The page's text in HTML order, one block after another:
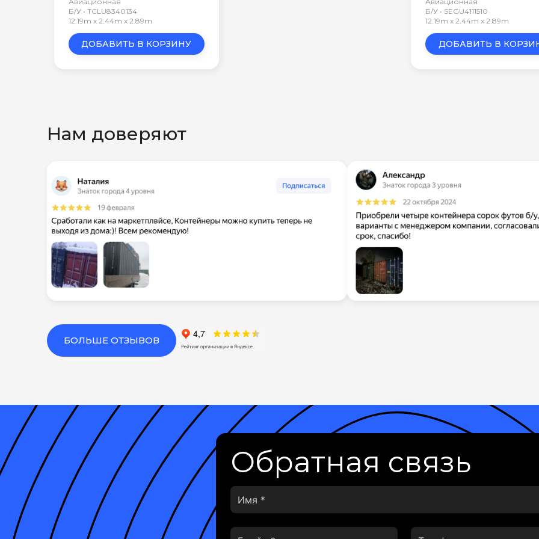
Б/У • TCLU8340134
12.19m x 2.44m x 2.89m
ДОБАВИТЬ В КОРЗИНУ
Б/У • SEGU4111510
12.19m x 2.44m x 2.89m
ДОБАВИТЬ В
Нам доверяют
БОЛЬШЕ ОТЗЫВОВ
Обратная связь